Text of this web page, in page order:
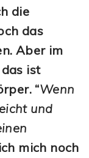
die
das
Aber im
ist
“Wenn
und
mich noch